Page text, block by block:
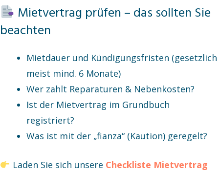
Mietvertrag prüfen – das sollten Sie
beachten
Mietdauer und Kündigungsfristen (gesetzlich
meist mind. 6 Monate)
Wer zahlt Reparaturen & Nebenkosten?
Ist der Mietvertrag im Grundbuch
registriert?
Was ist mit der „fianza“ (Kaution) geregelt?
Laden Sie sich unsere Checkliste Mietvertrag